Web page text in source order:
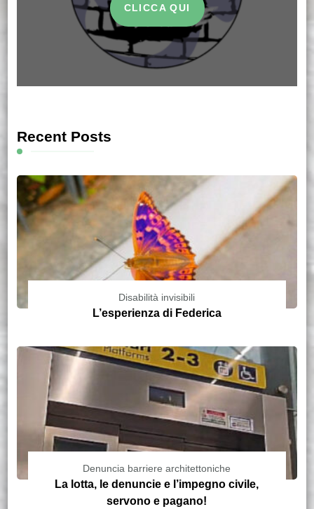
CLICCA QUI
Recent Posts
Disabilità invisibili
L’esperienza di Federica
Denuncia barriere architettoniche
La lotta, le denuncie e l’impegno civile,
servono e pagano!